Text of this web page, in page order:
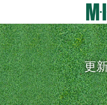
テ
ン
ツ
に
移
動
ゲ
ー
シ
ョ
ン
に
移
動
更